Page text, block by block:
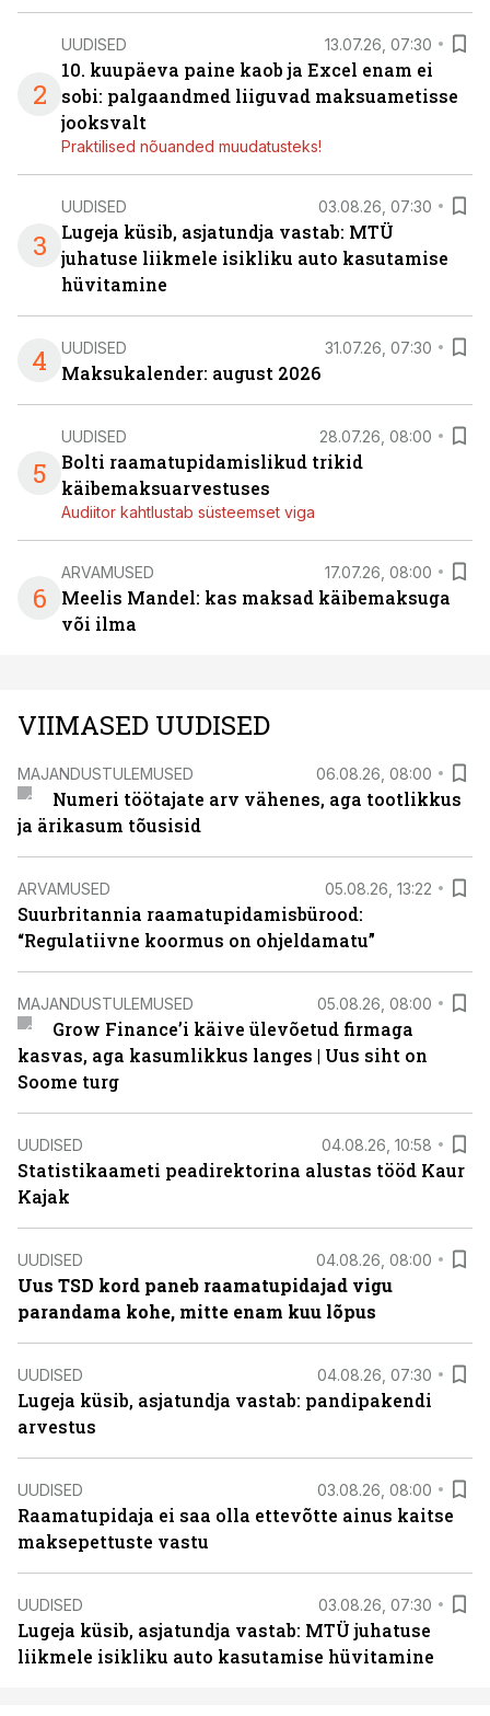
2
UUDISED 13.07.26, 07:30
10. kuupäeva paine kaob ja Excel enam ei
sobi: palgaandmed liiguvad maksuametisse
jooksvalt
Praktilised nõuanded muudatusteks!
3
UUDISED 03.08.26, 07:30
Lugeja küsib, asjatundja vastab: MTÜ
juhatuse liikmele isikliku auto kasutamise
hüvitamine
4 UUDISED 31.07.26, 07:30
Maksukalender: august 2026
5
UUDISED 28.07.26, 08:00
Bolti raamatupidamislikud trikid
käibemaksuarvestuses
Audiitor kahtlustab süsteemset viga
6
ARVAMUSED 17.07.26, 08:00
Meelis Mandel: kas maksad käibemaksuga
või ilma
VIIMASED UUDISED
MAJANDUSTULEMUSED 06.08.26, 08:00
Numeri töötajate arv vähenes, aga tootlikkus
ja ärikasum tõusisid
ARVAMUSED 05.08.26, 13:22
Suurbritannia raamatupidamisbürood:
“Regulatiivne koormus on ohjeldamatu”
MAJANDUSTULEMUSED 05.08.26, 08:00
Grow Finance’i käive ülevõetud firmaga
kasvas, aga kasumlikkus langes | Uus siht on
Soome turg
UUDISED 04.08.26, 10:58
Statistikaameti peadirektorina alustas tööd Kaur
Kajak
UUDISED 04.08.26, 08:00
Uus TSD kord paneb raamatupidajad vigu
parandama kohe, mitte enam kuu lõpus
UUDISED 04.08.26, 07:30
Lugeja küsib, asjatundja vastab: pandipakendi
arvestus
UUDISED 03.08.26, 08:00
Raamatupidaja ei saa olla ettevõtte ainus kaitse
maksepettuste vastu
UUDISED 03.08.26, 07:30
Lugeja küsib, asjatundja vastab: MTÜ juhatuse
liikmele isikliku auto kasutamise hüvitamine